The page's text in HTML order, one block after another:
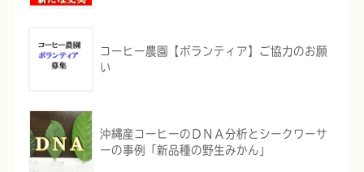
コーヒー農園【ボランティア】ご協力のお願
い
沖縄産コーヒーのＤＮＡ分析とシークワーサ
ーの事例「新品種の野生みかん」